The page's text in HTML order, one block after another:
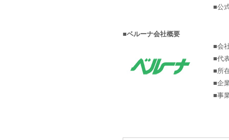
■公
■ベルーナ会社概要
■会
■代
■所
■企
■事